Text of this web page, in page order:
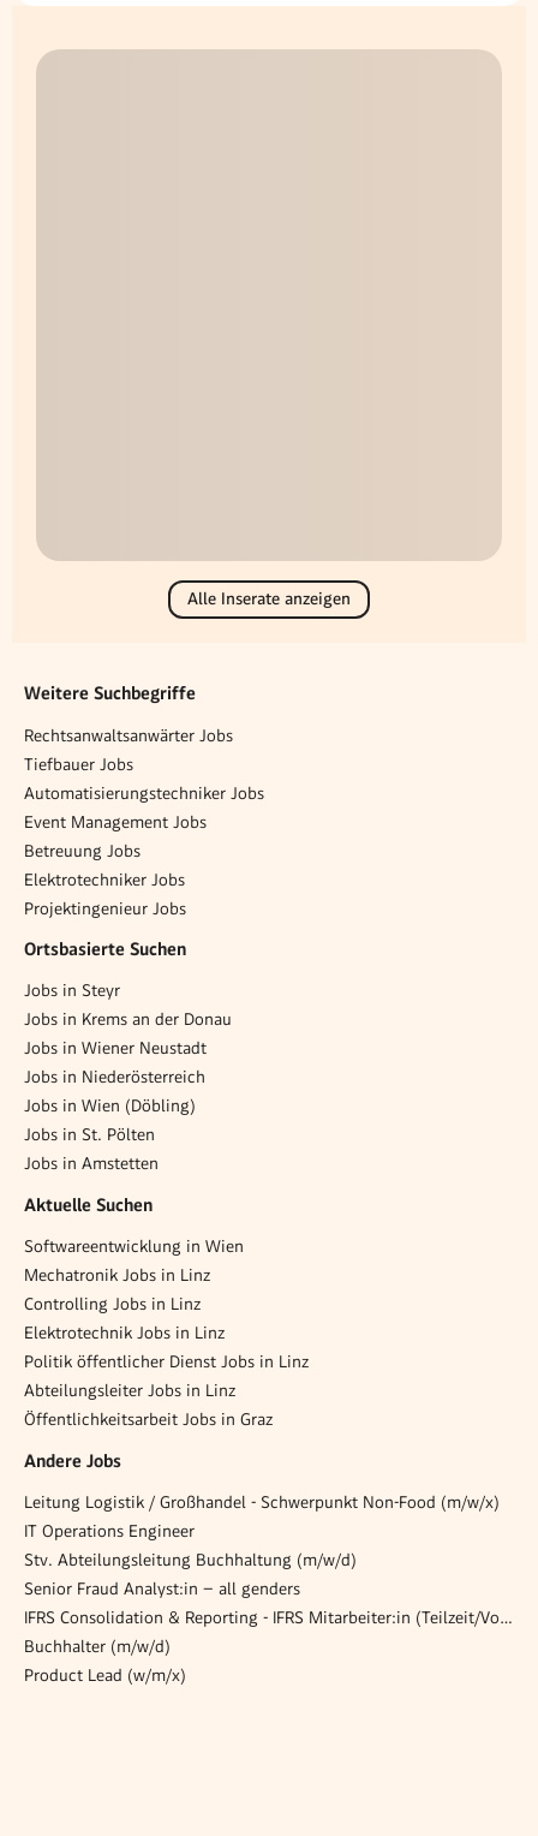
Alle Inserate anzeigen
Weitere Suchbegriffe
Rechtsanwaltsanwärter Jobs
Tiefbauer Jobs
Automatisierungstechniker Jobs
Event Management Jobs
Betreuung Jobs
Elektrotechniker Jobs
Projektingenieur Jobs
Ortsbasierte Suchen
Jobs in Steyr
Jobs in Krems an der Donau
Jobs in Wiener Neustadt
Jobs in Niederösterreich
Jobs in Wien (Döbling)
Jobs in St. Pölten
Jobs in Amstetten
Aktuelle Suchen
Softwareentwicklung in Wien
Mechatronik Jobs in Linz
Controlling Jobs in Linz
Elektrotechnik Jobs in Linz
Politik öffentlicher Dienst Jobs in Linz
Abteilungsleiter Jobs in Linz
Öffentlichkeitsarbeit Jobs in Graz
Andere Jobs
Leitung Logistik / Großhandel - Schwerpunkt Non-Food (m/w/x)
IT Operations Engineer
Stv. Abteilungsleitung Buchhaltung (m/w/d)
Senior Fraud Analyst:in – all genders
IFRS Consolidation & Reporting - IFRS Mitarbeiter:in (Teilzeit/Vollzeit, Karenzvertretung)
Buchhalter (m/w/d)
Product Lead (w/m/x)